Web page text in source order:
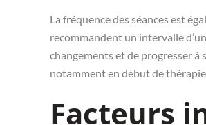
La fréquence des séances est
recommandent un intervalle
changements et de progresser à
notamment en début de
Facteurs